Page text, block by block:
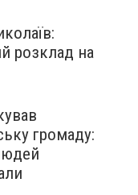
розклад на
громаду: